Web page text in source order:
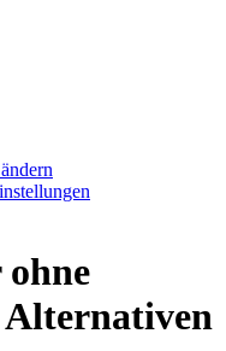
Alternativen